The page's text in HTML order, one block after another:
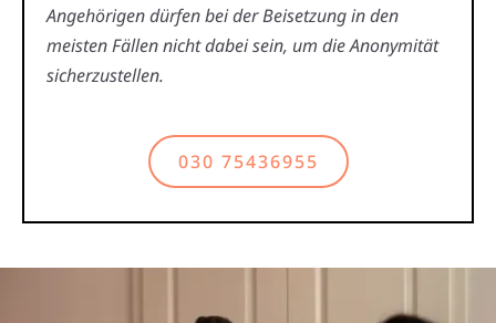
Angehörigen dürfen bei der Beisetzung in den
meisten Fällen nicht dabei sein, um die Anonymität
sicherzustellen.
030 75436955